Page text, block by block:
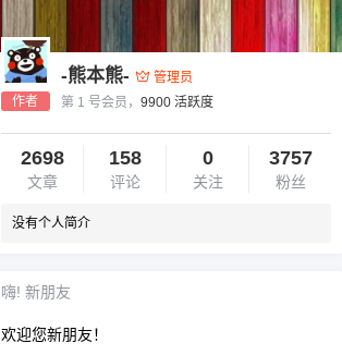
作者
-熊本熊-
管理员
第 1 号会员， 9900 活跃度
2698
文章
158
评论
0
关注
3757
粉丝
没有个人简介
嗨! 新朋友
欢迎您新朋友！